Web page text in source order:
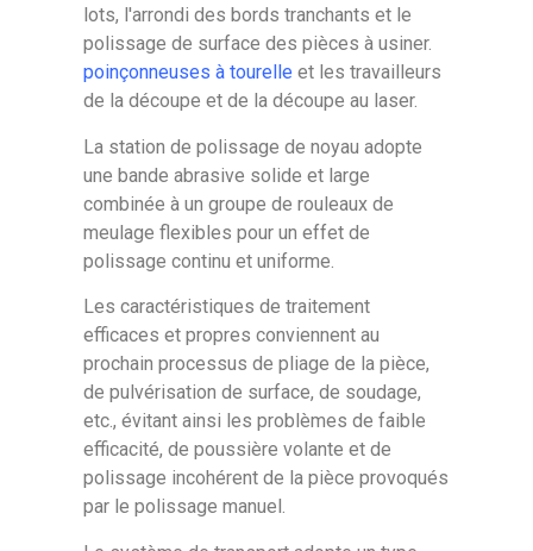
lots, l'arrondi des bords tranchants et le
polissage de surface des pièces à usiner.
poinçonneuses à tourelle et les travailleurs
de la découpe et de la découpe au laser.
La station de polissage de noyau adopte
une bande abrasive solide et large
combinée à un groupe de rouleaux de
meulage flexibles pour un effet de
polissage continu et uniforme.
Les caractéristiques de traitement
efficaces et propres conviennent au
prochain processus de pliage de la pièce,
de pulvérisation de surface, de soudage,
etc., évitant ainsi les problèmes de faible
efficacité, de poussière volante et de
polissage incohérent de la pièce provoqués
par le polissage manuel.